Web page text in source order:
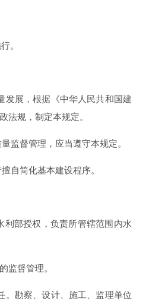
。
发展，根据《中华人民共和国建
法规，制定本规定。
监督管理，应当遵守本规定。
自简化基本建设程序。
部授权，负责所管辖范围内水
监督管理。
。勘察、设计、施工、监理单位